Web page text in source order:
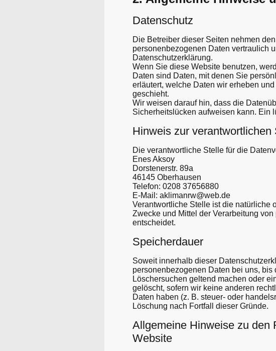
Datenschutz
Die Betreiber dieser Seiten nehmen
personenbezogenen Daten vertraulich
Datenschutzerklärung.
Wenn Sie diese Website benutzen,
Daten sind Daten, mit denen Sie
erläutert, welche Daten wir erheben
geschieht.
Wir weisen darauf hin, dass die
Sicherheitslücken aufweisen kann. Ein
Hinweis zur verantwortlichen
Die verantwortliche Stelle für die
Enes Aksoy
Dorstenerstr. 89a
46145 Oberhausen
Telefon: 0208 37656880
E-Mail: aklimanrw@web.de
Verantwortliche Stelle ist die natürliche
Zwecke und Mittel der Verarbeitung
entscheidet.
Speicherdauer
Soweit innerhalb dieser
personenbezogenen Daten bei uns,
Löschersuchen geltend machen oder
gelöscht, sofern wir keine anderen
Daten haben (z. B. steuer- oder
Löschung nach Fortfall dieser Gründe.
Allgemeine Hinweise zu den
Website